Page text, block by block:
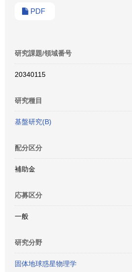
PDF
研究課題/領域番号
20340115
研究種目
基盤研究(B)
配分区分
補助金
応募区分
一般
研究分野
固体地球惑星物理学